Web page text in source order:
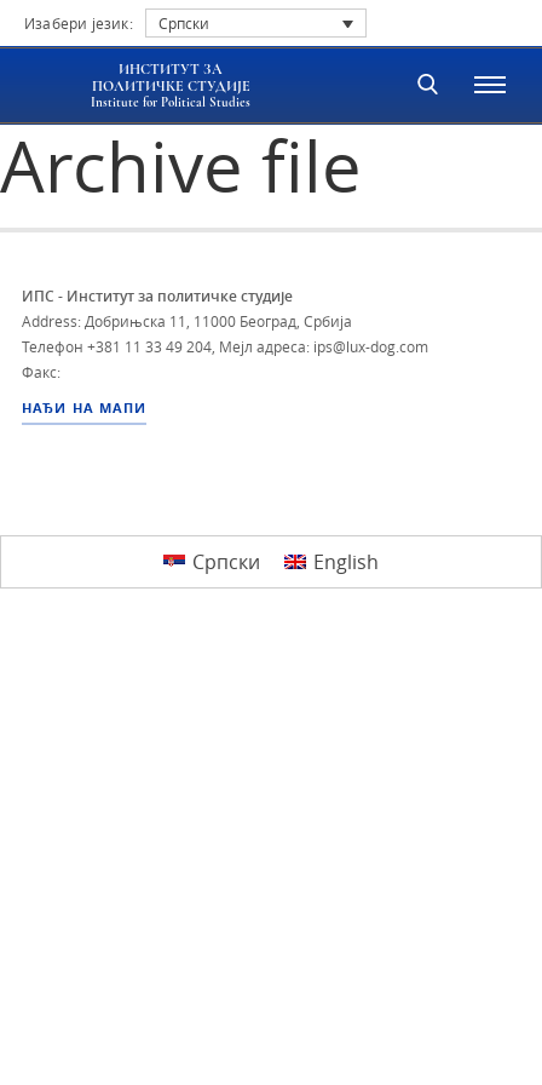
Изабери језик: Српски
ИНСТИТУТ ЗА
ПОЛИТИЧКЕ СТУДИЈЕ
Institute for Political Studies
Archive file
ИПС - Институт за политичке студије
Address: Добрињска 11, 11000 Београд, Србија
Телефон +381 11 33 49 204 Мејл адреса: ips@lux-dog.com
Факс:
НАЂИ НА МАПИ
Српски English